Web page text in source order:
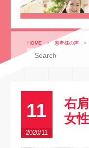
HOME > 患者様の声
11
2020/11
右
女